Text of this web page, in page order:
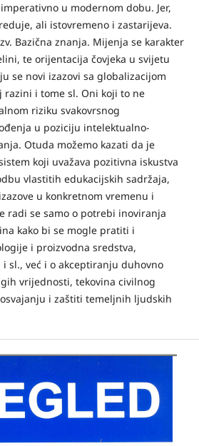
u modernom dobu. Jer,
ali istovremeno i zastarijeva.
Bazična znanja. Mijenja se karakter
te orijentacija čovjeka u svijetu
se novi izazovi sa globalizacijom
razini i tome sl. Oni koji to ne
riziku svakovrsnog
u poziciju intelektualno-
Otuda možemo kazati da je
koji uvažava pozitivna iskustva
vlastitih edukacijskih sadržaja,
u konkretnom vremenu i
radi se samo o potrebi inoviranja
kako bi se mogle pratiti i
i proizvodna sredstva,
sl., već i o akceptiranju duhovno
vrijednosti, tekovina civilnog
i zaštiti temeljnih ljudskih